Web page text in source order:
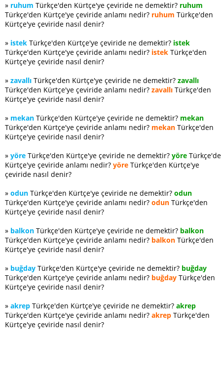
» ruhum Türkçe'den Kürtçe'ye çeviride ne demektir? ruhum
Türkçe'den Kürtçe'ye çeviride anlamı nedir? ruhum Türkçe'den
Kürtçe'ye çeviride nasıl denir?
» istek Türkçe'den Kürtçe'ye çeviride ne demektir? istek
Türkçe'den Kürtçe'ye çeviride anlamı nedir? istek Türkçe'den
Kürtçe'ye çeviride nasıl denir?
» zavallı Türkçe'den Kürtçe'ye çeviride ne demektir? zavallı
Türkçe'den Kürtçe'ye çeviride anlamı nedir? zavallı Türkçe'den
Kürtçe'ye çeviride nasıl denir?
» mekan Türkçe'den Kürtçe'ye çeviride ne demektir? mekan
Türkçe'den Kürtçe'ye çeviride anlamı nedir? mekan Türkçe'den
Kürtçe'ye çeviride nasıl denir?
» yöre Türkçe'den Kürtçe'ye çeviride ne demektir? yöre
Kürtçe'ye çeviride anlamı nedir? yöre Türkçe'den Kürtçe'ye
çeviride nasıl denir?
» odun Türkçe'den Kürtçe'ye çeviride ne demektir? odun
Türkçe'den Kürtçe'ye çeviride anlamı nedir? odun Türkçe'den
Kürtçe'ye çeviride nasıl denir?
» balkon Türkçe'den Kürtçe'ye çeviride ne demektir? balkon
Türkçe'den Kürtçe'ye çeviride anlamı nedir? balkon Türkçe'den
Kürtçe'ye çeviride nasıl denir?
» buğday Türkçe'den Kürtçe'ye çeviride ne demektir? buğday
Türkçe'den Kürtçe'ye çeviride anlamı nedir? buğday Türkçe'den
Kürtçe'ye çeviride nasıl denir?
» akrep Türkçe'den Kürtçe'ye çeviride ne demektir? akrep
Türkçe'den Kürtçe'ye çeviride anlamı nedir? akrep Türkçe'den
Kürtçe'ye çeviride nasıl denir?